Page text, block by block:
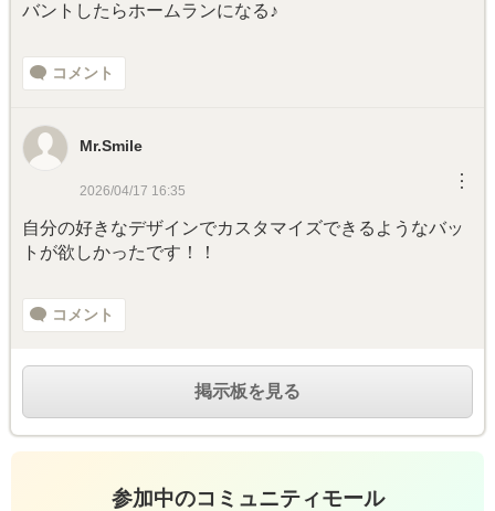
バントしたらホームランになる♪
コメント
Mr.Smile
2026/04/17 16:35 ︙
自分の好きなデザインでカスタマイズできるようなバッ
トが欲しかったです！！
コメント
掲示板を見る
参加中のコミュニティモール